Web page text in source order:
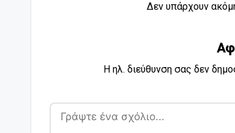
Δεν υπάρχουν
Η ηλ. διεύθυνση σας δεν